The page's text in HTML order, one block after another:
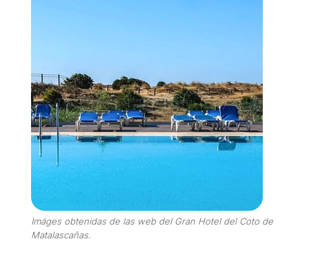
Imáges obtenidas de las web del Gran Hotel del Coto de
Matalascañas.